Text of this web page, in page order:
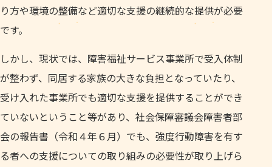
り方や環境の整備など適切な支援の継続的な提供が必要
です。
しかし、現状では、障害福祉サービス事業所で受入体制
が整わず、同居する家族の大きな負担となっていたり、
受け入れた事業所でも適切な支援を提供することができ
ていないということ等があり、社会保障審議会障害者部
会の報告書（令和４年６月）でも、強度行動障害を有す
る者への支援についての取り組みの必要性が取り上げら